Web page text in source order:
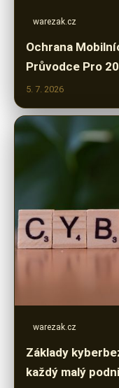
warezak.cz
Ochrana
Průvodce Pro
5. 7. 2026
warezak.cz
Základy
každý malý